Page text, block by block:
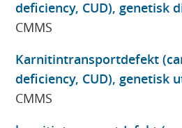
deficiency, CUD), genetisk
CMMS
Karnitintransportdefekt
deficiency, CUD), genetisk
CMMS